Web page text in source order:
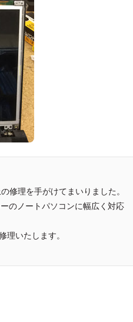
修理を手がけてまいりました。
のノートパソコンに幅広く対応
いたします。